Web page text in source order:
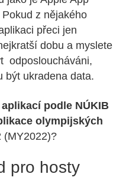
z nějakého
přeci jen
dobu a myslete
odposloucháváni,
být ukradena data.
podle NÚKIB
olympijských
(MY2022)?
pro hosty